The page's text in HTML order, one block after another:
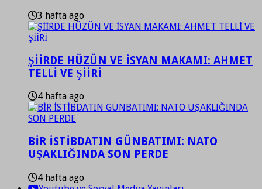
3 hafta ago
ŞİİRDE HÜZÜN VE İSYAN MAKAMI: AHMET
TELLİ VE ŞİİRİ
4 hafta ago
BİR İSTİBDATIN GÜNBATIMI: NATO
UŞAKLIĞINDA SON PERDE
4 hafta ago